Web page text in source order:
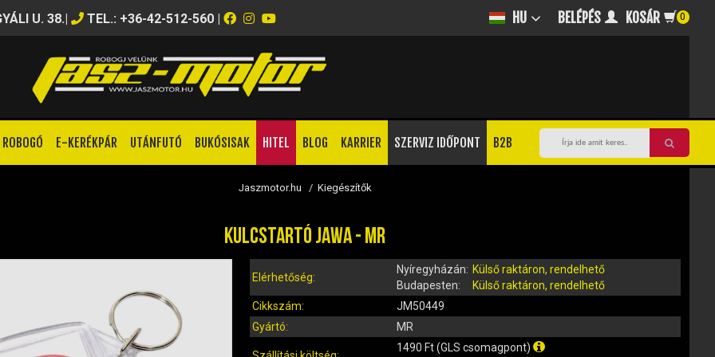
U. 38.| TEL.: +36-42-512-560 | HU BELÉPÉS KOSÁR 0
ROBOGÓ E-KERÉKPÁR UTÁNFUTÓ BUKÓSISAK HITEL BLOG KARRIER SZERVIZ IDŐPONT B2B
Jaszmotor.hu / Kiegészítők
KULCSTARTÓ JAWA - MR
Elérhetőség:
Nyíregyházán: Külső raktáron, rendelhető
Budapesten:
Külső raktáron, rendelhető
Cikkszám:
JM50449
Gyártó:
MR
1490 Ft (GLS csomagpont)